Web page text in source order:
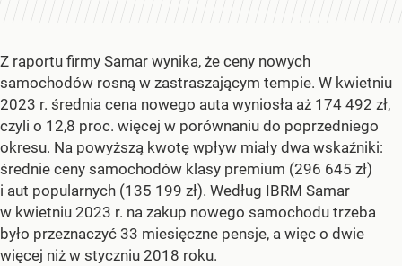
Z raportu firmy Samar wynika, że ceny nowych
samochodów rosną w zastraszającym tempie. W kwietniu
2023 r. średnia cena nowego auta wyniosła aż 174 492 zł,
czyli o 12,8 proc. więcej w porównaniu do poprzedniego
okresu. Na powyższą kwotę wpływ miały dwa wskaźniki:
średnie ceny samochodów klasy premium (296 645 zł)
i aut popularnych (135 199 zł). Według IBRM Samar
w kwietniu 2023 r. na zakup nowego samochodu trzeba
było przeznaczyć 33 miesięczne pensje, a więc o dwie
więcej niż w styczniu 2018 roku.